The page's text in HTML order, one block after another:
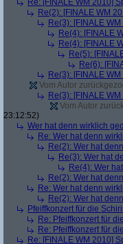
Re: [FINALE WM 2010]
Re(2): [FINALE WM
Re(3): [FINALE
Re(4): [FINALE
Re(4): [FINALE
Re(5):
Re(6):
Re(3): [FINALE
Vom Autor
Re(3): [FINALE
Vom Autor
23:12:52)
Wer hat denn wirklich
Re: Wer hat denn
Re(2): Wer hat
Re(3): Wer hat
Re(4): Wer
Re(2): Wer hat
Re: Wer hat denn
Re(2): Wer hat
Pfeiffkonzert für die
Re: Pfeiffkonzert für
Re: Pfeiffkonzert für
Re: [FINALE WM 2010]